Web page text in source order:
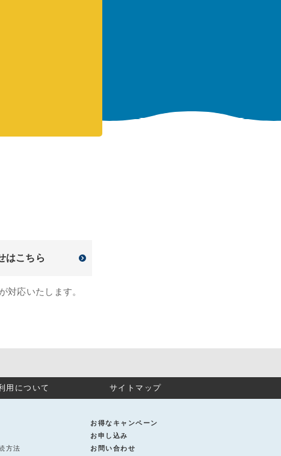
はこちら
対応いたします。
用について サイトマップ
方法
お得なキャンペーン
お申し込み
お問い合わせ